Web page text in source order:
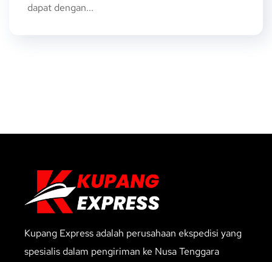
dapat dengan...
Kupang Express adalah perusahaan ekspedisi yang
spesialis dalam pengiriman ke Nusa Tenggara